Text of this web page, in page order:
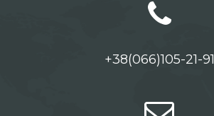
+38(066)105-21-91